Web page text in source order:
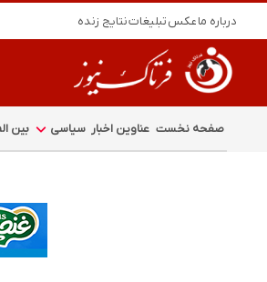
درباره ماعکستبلیغاتنتایج زنده
صفحه نخست عناوین اخبار سیاسی بین